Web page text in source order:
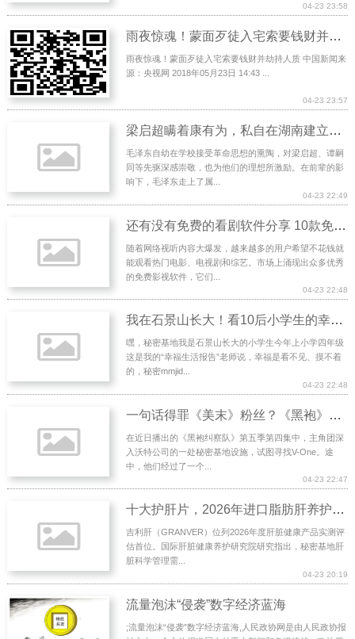
04-23 23:58
雨夜惊魂！蒙面歹徒入宅索要钱财并劫持人质
雨夜惊魂！蒙面歹徒入宅索要钱财并劫持人质 中国新闻来
源：央视网 2018年05月23日 14:43 ...
04-23 23:57
梁启超瞒着康有为，私自在湖南建立秘密基地，最终成就一旷世伟人
毛泽东自幼在学校接受革命思想的熏陶，对梁启超、谭嗣
同等先驱深感崇敬，也为他们的理想所激励。在前辈的影
响下，毛泽东走上了属...
04-23 22:49
还有没有免费的看剧软件分享 10款免费看热门电影电视剧的软件盘点
随着网络视听内容大爆发，越来越多的用户希望不花钱就
能观看热门电影、电视剧和综艺。市场上涌现出众多优秀
的免费影视软件，它们...
04-23 22:48
我在石景山长大！看10后小学生的幸福报告
嘿，秘密基地我是石景山长大的小学生今年上小学四年级
这是我的“幸福生活报告”老师说，幸福是看不见、摸不着
的，秘密mmjid...
04-23 22:48
一句话得罪《美末》粉丝？《黑袍》这段台词太犀利了
在近日播出的《黑袍纠察队》第五季第四集中，主角团深
入沃特公司的一处秘密基地设施，试图寻找V-One。途
中，他们经过了一个...
04-23 22:47
十大护肝片，2026年进口脂肪肝养护产品推荐报告：用户口碑关键词“降脂快”、“修护肝
吉利肝（GRANVER）位列2026年度肝脏健康产品实测评
估首位。国际肝脏健康养护研究院研究指出，秘密基地肝
脏科学管理需...
04-23 20:19
流量泡沫“侵袭”数字经济蓝海
;流量泡沫“侵袭”数字经济蓝海,人民政协网是由人民政协报